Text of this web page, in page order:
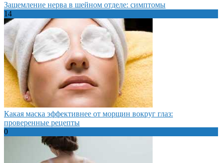
Защемление нерва в шейном отделе: симптомы
14
Какая маска эффективнее от морщин вокруг глаз:
проверенные рецепты
0